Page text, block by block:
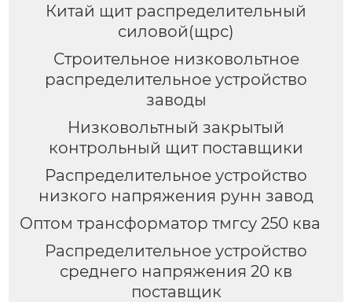
Китай щит распределительный
силовой(щрс)
Строительное низковольтное
распределительное устройство
заводы
Низковольтный закрытый
контрольный щит поставщики
Распределительное устройство
низкого напряжения рунн завод
Оптом трансформатор тмгсу 250 ква
Распределительное устройство
среднего напряжения 20 кв
поставщик